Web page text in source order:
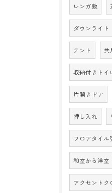
レンガ敷
ダウンライト
テント 共
収納付きトイ
片開きドア
押し入れ
フロアタイル
和室から洋室
アクセントク